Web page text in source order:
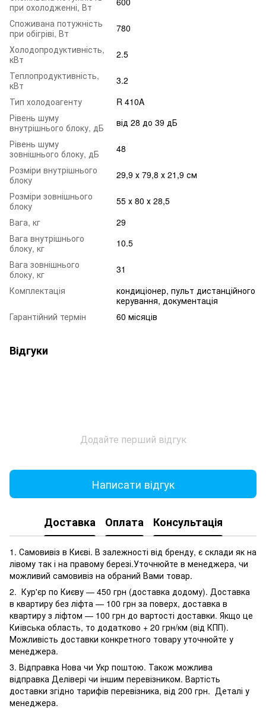
при охолодженні, Вт
Споживана потужність
при обігріві, Вт
780
Холодопродуктивність,
кВт
2.5
Теплопродуктивність,
кВт
3.2
Тип холодоагенту
R 410A
Рівень шуму
внутрішнього блоку, дБ
від 28 до 39 дБ
Рівень шуму
зовнішнього блоку, дБ
48
Розміри внутрішнього
блоку
29,9 х 79,8 х 21,9 см
Розміри зовнішнього
блоку
55 х 80 х 28,5
Вага, кг
29
Вага внутрішнього
блоку, кг
10.5
Вага зовнішнього
блоку, кг
31
Комплектація
кондиціонер, пульт дистанційного
керування, документація
Гарантійний термін
60 місяців
Відгуки
Додайте перший відгук
Написати відгук
Доставка Оплата Консультація
1. Самовивіз в Києві. В залежності від бренду, є склади як на
лівому так і на правому березі.Уточнюйте в менеджера, чи
можливий самовивіз на обраний Вами товар.
2. Кур'єр по Києву — 450 грн (доставка додому). Доставка
в квартиру без ліфта — 100 грн за поверх, доставка в
квартиру з ліфтом — 100 грн до вартості доставки. Якщо це
Київська область, то додатково + 20 грн/км (від КПП).
Можливість доставки конкретного товару уточнюйте у
менеджера.
3. Відправка Нова чи Укр поштою. Також можлива
відправка Делівері чи іншим перевізником. Вартість
доставки згідно тарифів перевізника, від 200 грн. Деталі у
менеджера.